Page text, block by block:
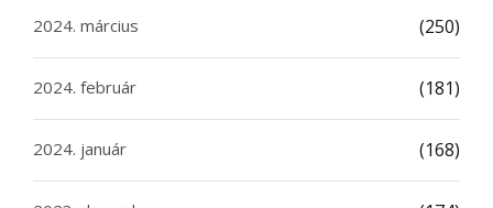
2024. március (250)
2024. február (181)
2024. január (168)